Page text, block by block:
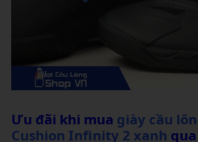
Ưu đãi khi mua giày cầu
Cushion Infinity 2 xanh